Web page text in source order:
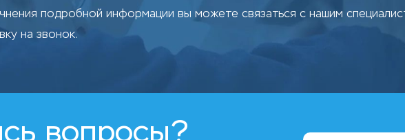
подробной информации вы можете связаться с нашим
на звонок.
вопросы?